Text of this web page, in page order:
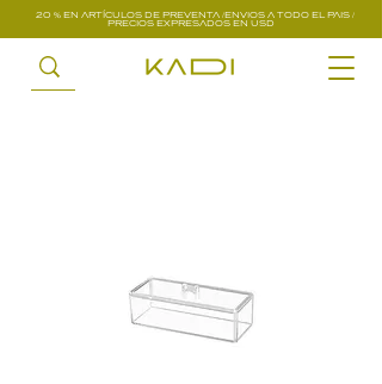
20 % EN ARTÍCULOS DE PREVENTA /ENVIOS A TODO EL PAIS /
PRECIOS EXPRESADOS EN USD